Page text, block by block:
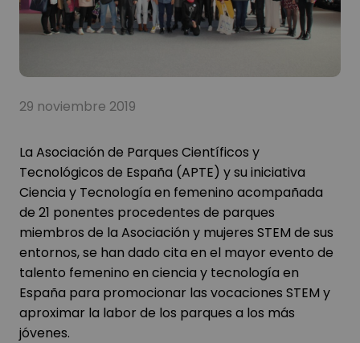
29 noviembre 2019
La Asociación de Parques Científicos y
Tecnológicos de España (APTE) y su iniciativa
Ciencia y Tecnología en femenino acompañada
de 21 ponentes procedentes de parques
miembros de la Asociación y mujeres STEM de sus
entornos, se han dado cita en el mayor evento de
talento femenino en ciencia y tecnología en
España para promocionar las vocaciones STEM y
aproximar la labor de los parques a los más
jóvenes.